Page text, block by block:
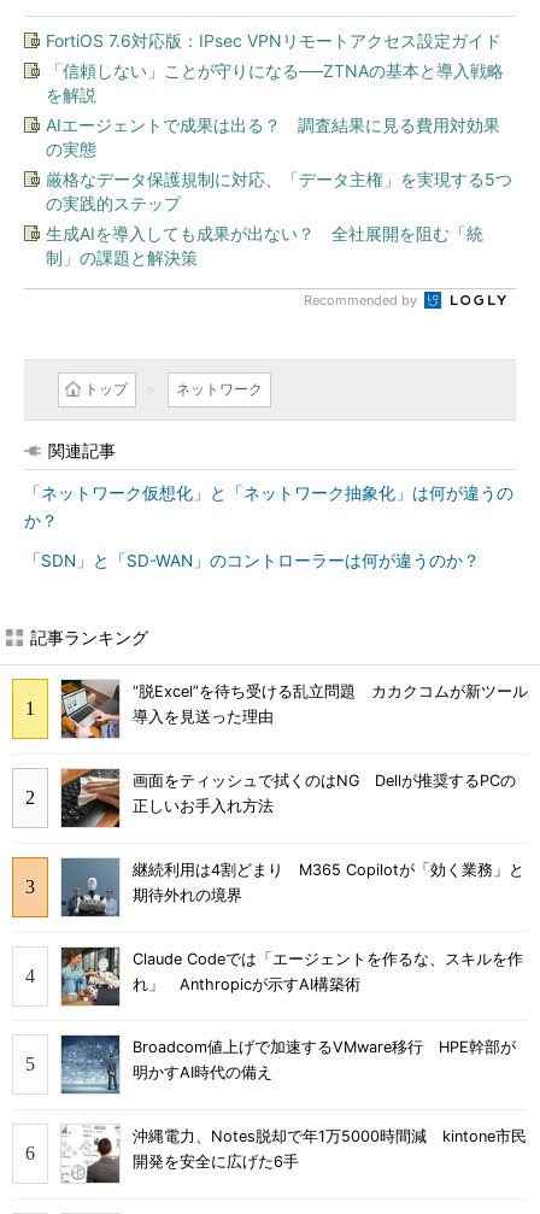
FortiOS 7.6対応版：IPsec VPNリモートアクセス設定ガイド
「信頼しない」ことが守りになる──ZTNAの基本と導入戦略
を解説
AIエージェントで成果は出る？ 調査結果に見る費用対効果
の実態
厳格なデータ保護規制に対応、「データ主権」を実現する5つ
の実践的ステップ
生成AIを導入しても成果が出ない？ 全社展開を阻む「統
制」の課題と解決策
Recommended by
トップ ネットワーク
関連記事
「ネットワーク仮想化」と「ネットワーク抽象化」は何が違うの
か？
「SDN」と「SD-WAN」のコントローラーは何が違うのか？
記事ランキング
“脱Excel”を待ち受ける乱立問題 カカクコムが新ツール
導入を見送った理由
画面をティッシュで拭くのはNG Dellが推奨するPCの
正しいお手入れ方法
継続利用は4割どまり M365 Copilotが「効く業務」と
期待外れの境界
Claude Codeでは「エージェントを作るな、スキルを作
れ」 Anthropicが示すAI構築術
Broadcom値上げで加速するVMware移行 HPE幹部が
明かすAI時代の備え
沖縄電力、Notes脱却で年1万5000時間減 kintone市民
開発を安全に広げた6手